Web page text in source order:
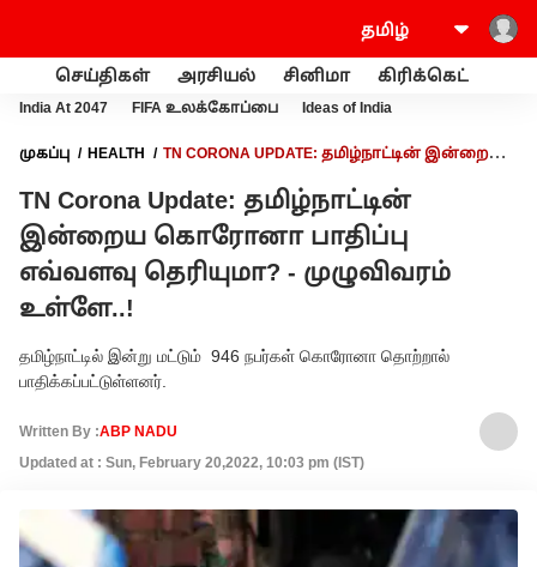
செய்திகள் அரசியல் சினிமா கிரிக்கெட்
India At 2047 FIFA உலக்கோப்பை Ideas of India
முகப்பு HEALTH
TN CORONA UPDATE: தமிழ்நாட்டின் இன்றைய
TN Corona Update: தமிழ்நாட்டின்
இன்றைய கொரோனா பாதிப்பு
எவ்வளவு தெரியுமா? - முழுவிவரம்
உள்ளே..!
தமிழ்நாட்டில் இன்று மட்டும் ​946 நபர்கள் கொரோனா தொற்றால்
பாதிக்கப்பட்டுள்ளனர்.
Written By :ABP NADU
Updated at : Sun, February 20,2022, 10:03 pm (IST)